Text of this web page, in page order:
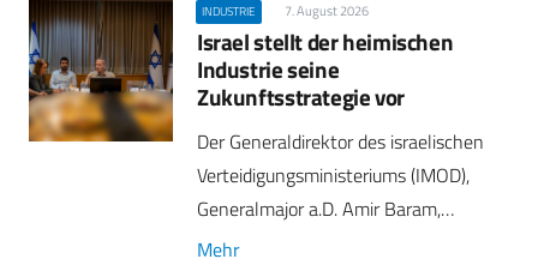
INDUSTRIE 7. August 2026
Israel stellt der heimischen
Industrie seine
Zukunftsstrategie vor
Der Generaldirektor des israelischen
Verteidigungsministeriums (IMOD),
Generalmajor a.D. Amir Baram,…
Mehr